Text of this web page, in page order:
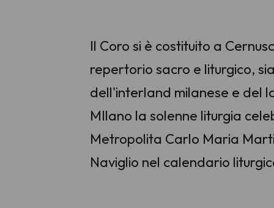
Il Coro si è costituito a
repertorio sacro e liturgico,
dell'interland milanese e del
MIlano la solenne liturgia
Metropolita Carlo Maria
Naviglio nel calendario